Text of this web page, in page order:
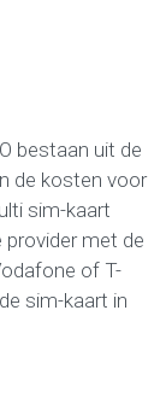
bestaan uit de
de kosten voor
sim-kaart
met de
of T-
sim-kaart in